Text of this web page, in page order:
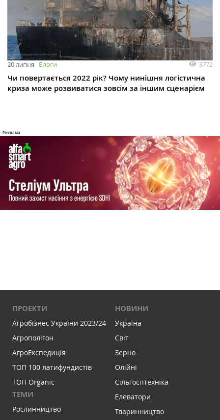
20 липня Блоги 3772
Чи повертається 2022 рік? Чому нинішня логістична
криза може розвиватися зовсім за іншим сценарієм
ПРОЕКТИ
Агробізнес України 2023/24
Агрополігон
АгроЕкспедиція
ТОП 100 латифундистів
ТОП Organic
ТЕМИ
Рослинництво
НОВИНИ
Україна
Світ
Зерно
Олійні
Сільгосптехніка
Елеватори
Тваринництво